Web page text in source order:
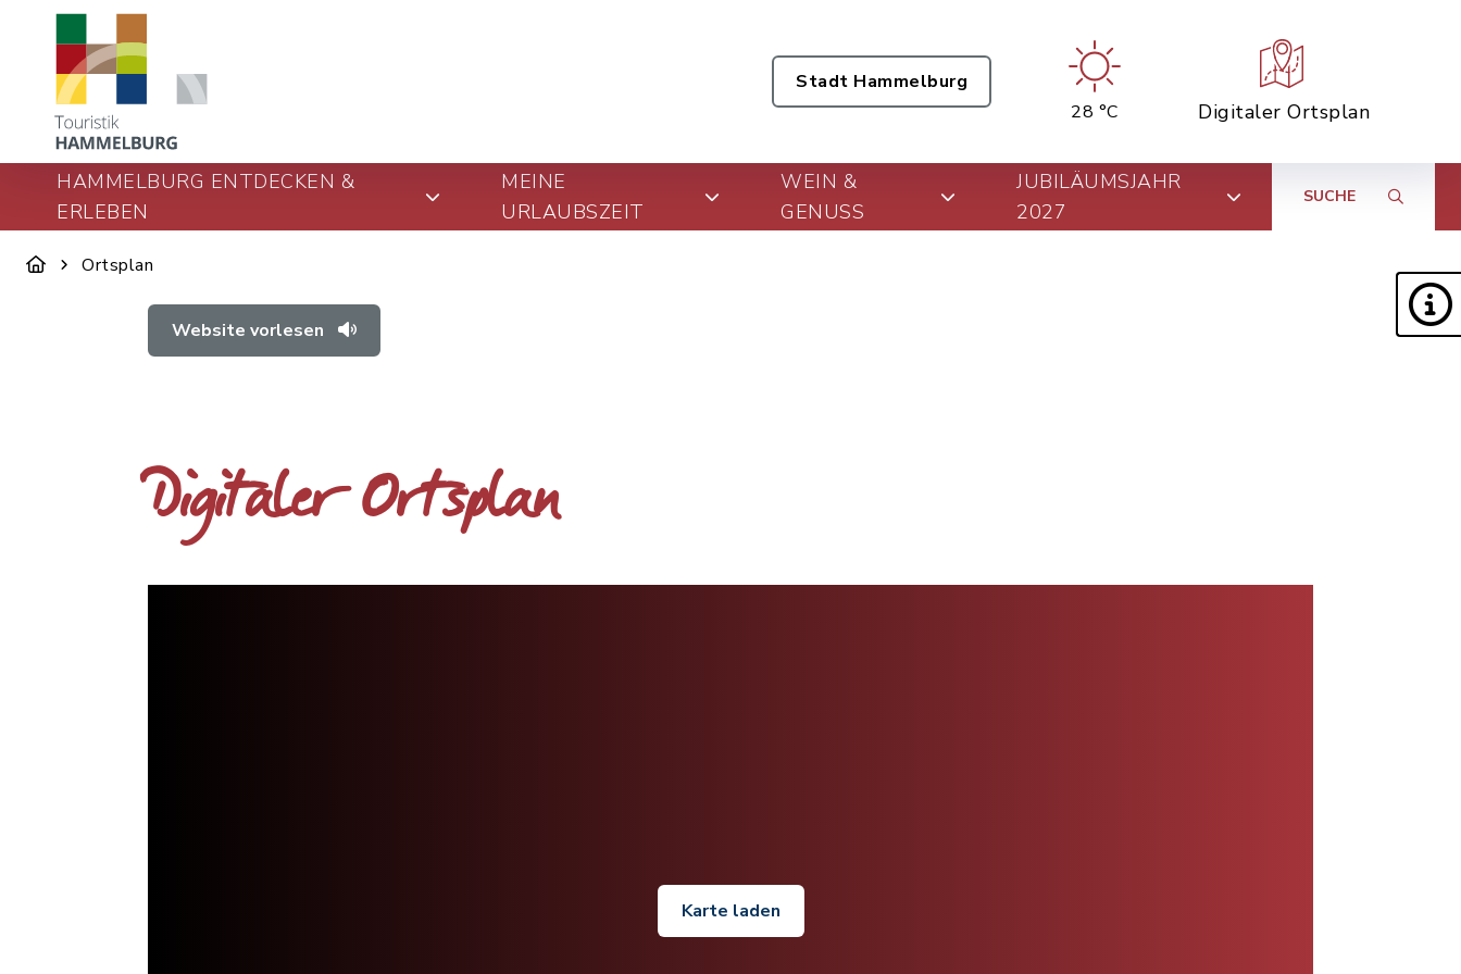
Stadt Hammelburg
28 °C
Digitaler Ortsplan
HAMMELBURG ENTDECKEN &
ERLEBEN
MEINE
URLAUBSZEIT
WEIN &
GENUSS
JUBILÄUMSJAHR
2027
SUCHE
Ortsplan
Website vorlesen
Digitaler Ortsplan
Karte laden